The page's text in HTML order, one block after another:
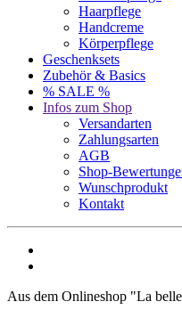
Haarpflege
Handcreme
Körperpflege
Geschenksets
Zubehör & Basics
% SALE %
Infos zum Shop
Versandarten
Zahlungsarten
AGB
Shop-
Wunschprodukt
Kontakt
Aus dem Onlineshop "La